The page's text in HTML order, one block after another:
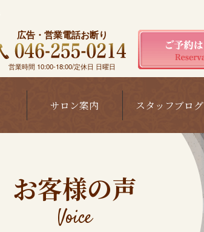
広告・営業電話お断り
営業時間 10:00-18:00/定休日 日曜日
サロン案内 スタッフブログ
お客様の声
Voice